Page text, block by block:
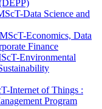
Data Science and
Economics, Data
Finance
Environmental
Internet of Things :
Program